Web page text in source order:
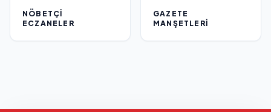
NÖBETÇI
ECZANELER
GAZETE
MANŞETLERI